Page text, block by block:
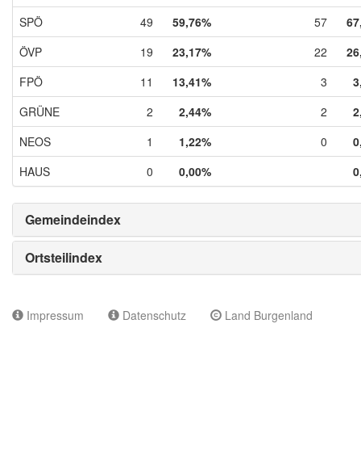
SPÖ 49 59,76% 57
ÖVP
19 23,17% 22
FPÖ
11 13,41% 3
GRÜNE
2 2,44% 2
NEOS
1 1,22% 0
HAUS
0 0,00%
Gemeindeindex
Ortsteilindex
Impressum Datenschutz Land Burgenland